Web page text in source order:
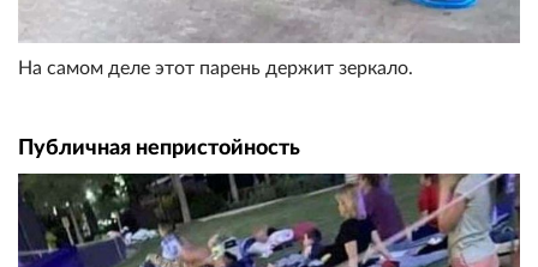
На самом деле этот парень держит зеркало.
Публичная непристойность